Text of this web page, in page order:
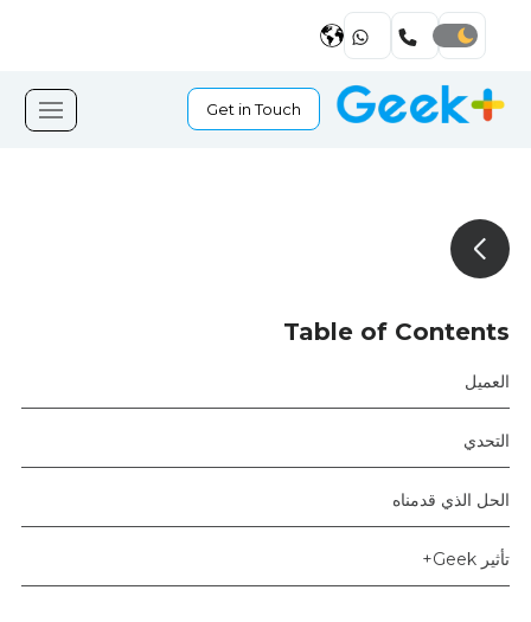
Get in Touch
Table of Contents
العميل
التحدي
الحل الذي قدمناه
تأثير Geek+